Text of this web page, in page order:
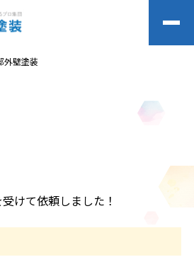
外壁塗装
けて依頼しました！